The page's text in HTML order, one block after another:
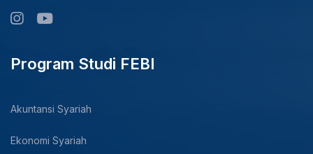
Program Studi FEBI
Akuntansi Syariah
Ekonomi Syariah